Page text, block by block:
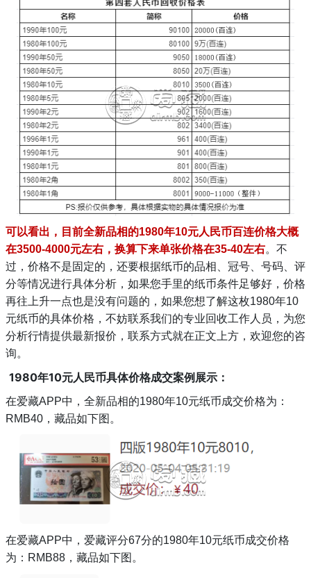
可以看出，目前全新品相的1980年10元人民币百连价格大概
在3500-4000元左右，换算下来单张价格在35-40左右。不
过，价格不是固定的，还要根据纸币的品相、冠号、号码、评
分等情况进行具体分析，如果您手里的纸币条件足够好，价格
再往上升一点也是没有问题的，如果您想了解这枚1980年10
元纸币的具体价格，不妨联系我们的专业回收工作人员，为您
分析行情提供最新报价，联系方式就在正文上方，欢迎您的咨
询。
1980年10元人民币具体价格成交案例展示：
在爱藏APP中，全新品相的1980年10元纸币成交价格为：
RMB40，藏品如下图。
在爱藏APP中，爱藏评分67分的1980年10元纸币成交价格
为：RMB88，藏品如下图。